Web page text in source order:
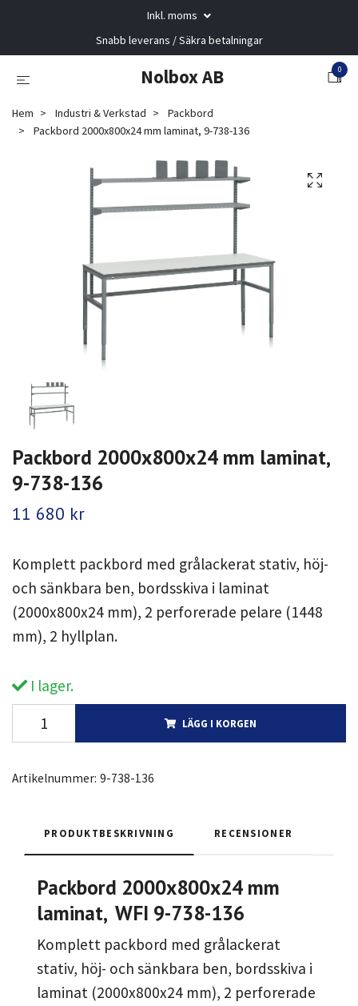
Inkl. moms
Snabb leverans / Säkra betalningar
Nolbox AB 0
Hem Industri & Verkstad
Packbord
Packbord 2000x800x24 mm laminat, 9-738-136
Packbord 2000x800x24 mm laminat,
9-738-136
11 680 kr
Komplett packbord med grålackerat stativ, höj-
och sänkbara ben, bordsskiva i laminat
(2000x800x24 mm), 2 perforerade pelare (1448
mm), 2 hyllplan.
I lager.
LÄGG I KORGEN
Artikelnummer: 9-738-136
PRODUKTBESKRIVNING RECENSIONER
Packbord 2000x800x24 mm
laminat, WFI 9-738-136
Komplett packbord med grålackerat
stativ, höj- och sänkbara ben, bordsskiva i
laminat (2000x800x24 mm), 2 perforerade